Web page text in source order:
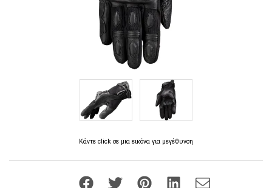
Κάντε click σε μια εικόνα για μεγέθυνση